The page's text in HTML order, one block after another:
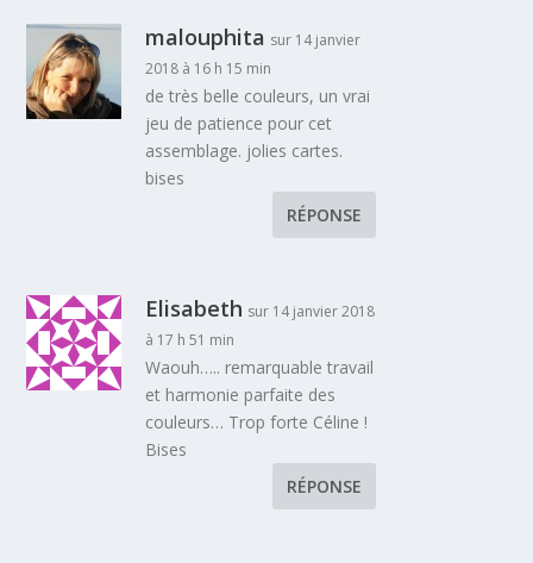
malouphita sur 14 janvier
2018 à 16 h 15 min
de très belle couleurs, un vrai
jeu de patience pour cet
assemblage. jolies cartes.
bises
RÉPONSE
Elisabeth sur 14 janvier 2018
à 17 h 51 min
Waouh….. remarquable travail
et harmonie parfaite des
couleurs… Trop forte Céline !
Bises
RÉPONSE